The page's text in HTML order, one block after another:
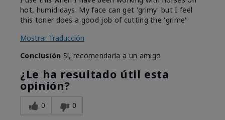
hot, humid days. My face can get 'grimy' but I feel
this toner does a good job of cutting the 'grime'
Mostrar Traducción
Conclusión Sí, recomendaría a un amigo
¿Le ha resultado útil esta
opinión?
0 0